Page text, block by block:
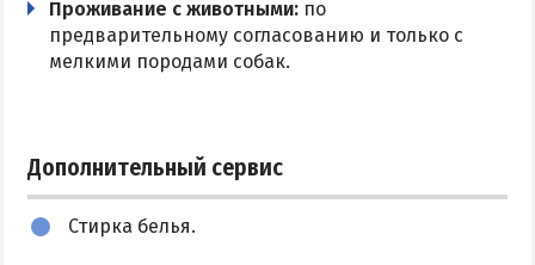
Проживание с животными: по
предварительному согласованию и только с
мелкими породами собак.
Дополнительный сервис
Стирка белья.